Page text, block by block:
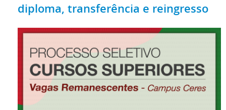
diploma, transferência e reingresso